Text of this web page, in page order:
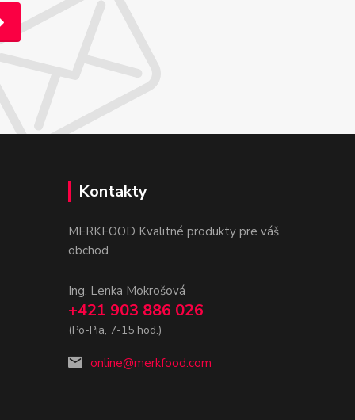
Kontakty
MERKFOOD Kvalitné produkty pre váš
obchod
Ing. Lenka Mokrošová
+421 903 886 026
(Po-Pia, 7-15 hod.)
online@merkfood.com